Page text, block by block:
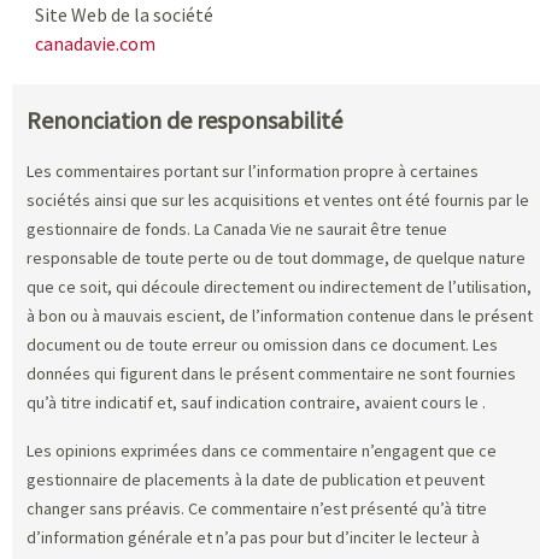
Site Web de la société
canadavie.com
Renonciation de responsabilité
Les commentaires portant sur l’information propre à certaines
sociétés ainsi que sur les acquisitions et ventes ont été fournis par le
gestionnaire de fonds. La Canada Vie ne saurait être tenue
responsable de toute perte ou de tout dommage, de quelque nature
que ce soit, qui découle directement ou indirectement de l’utilisation,
à bon ou à mauvais escient, de l’information contenue dans le présent
document ou de toute erreur ou omission dans ce document. Les
données qui figurent dans le présent commentaire ne sont fournies
qu’à titre indicatif et, sauf indication contraire, avaient cours le .
Les opinions exprimées dans ce commentaire n’engagent que ce
gestionnaire de placements à la date de publication et peuvent
changer sans préavis. Ce commentaire n’est présenté qu’à titre
d’information générale et n’a pas pour but d’inciter le lecteur à